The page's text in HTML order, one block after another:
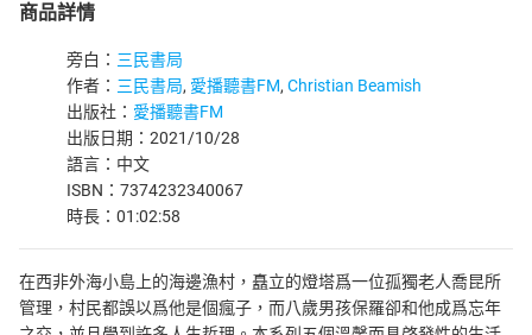
商品詳情
旁白： 三民書局
作者： 三民書局, 愛播聽書FM, Christian Beamish
出版社： 愛播聽書FM
出版日期：2021/10/28
語言：中文
ISBN：7374232340067
時長：01:02:58
在西非外海小島上的海邊漁村，矗立的燈塔爲一位孤獨老人喬昆所
管理，村民都誤以爲他是個瘋子，而八歲男孩保羅卻和他成爲忘年